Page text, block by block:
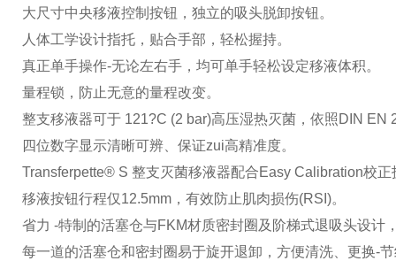
大尺寸中央移液控制按钮，独立的吸头脱卸按钮。
人体工学设计指托，贴合手部，轻松握持。
真正单手操作-无论左右手，均可单手轻松设定移液体积。
量程锁，防止无意的量程改变。
整支移液器可于 121?C (2 bar)高压湿热灭菌，依照 DIN EN
四位数字显示清晰可辨、保证zui高精准度。
Transferpette® S 整支灭菌移液器配合Easy Calibration校正
移液按钮行程仅12.5mm ，有效防止肌肉损伤(RSI )。
省力 -特制的活塞仓与FKM材质密封圈及阶梯式退吸头设计
每一道的活塞仓和密封圈易于旋开退卸，方便清洗、更换-